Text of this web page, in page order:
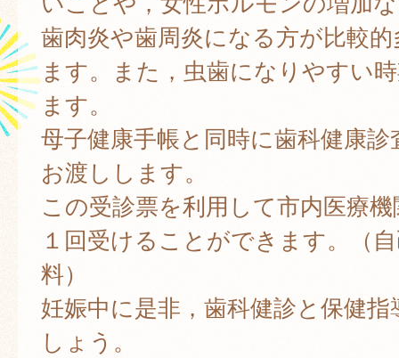
歯肉炎や歯周炎になる方が比較
ます。また，虫歯になりやすい
ます。
母子健康手帳と同時に歯科健康診
お渡しします。
この受診票を利用して市内医療
１回受けることができます。（
料）
妊娠中に是非，歯科健診と保健
しょう。